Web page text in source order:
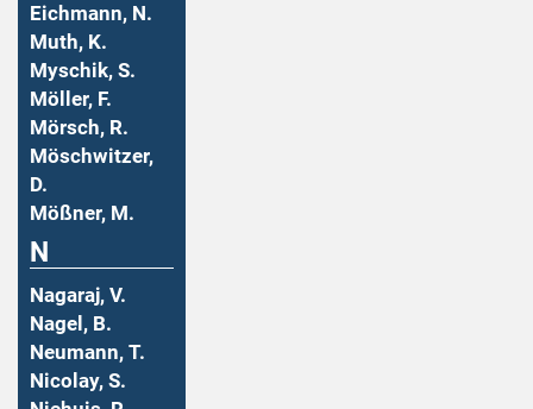
Eichmann, N.
Muth, K.
Myschik, S.
Möller, F.
Mörsch, R.
Möschwitzer,
D.
Mößner, M.
N
Nagaraj, V.
Nagel, B.
Neumann, T.
Nicolay, S.